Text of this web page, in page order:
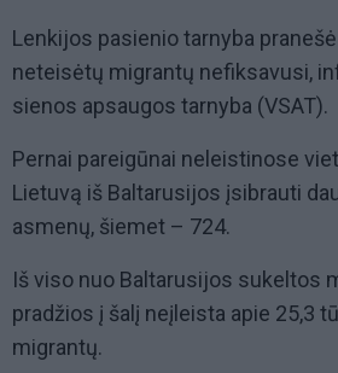
Lenkijos pasienio tarnyba
neteisėtų migrantų nefiksavusi,
sienos apsaugos tarnyba (VSAT).
Pernai pareigūnai neleistinose
Lietuvą iš Baltarusijos įsibrauti
asmenų, šiemet – 724.
Iš viso nuo Baltarusijos sukeltos
pradžios į šalį neįleista apie 25,3
migrantų.